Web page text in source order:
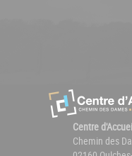
Centre
Chemin des